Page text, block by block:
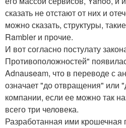
сказать не отстают от них и
можно сказать, структуры,
Rambler и прочие.
И вот согласно постулату
Противоположностей"
Adnauseam, что в переводе с
означает "до отвращения" или
компании, если ее можно так
всего три человека.
Разработанная ими крошечная